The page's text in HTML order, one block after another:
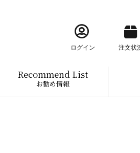
ログイン 注文状
Recommend List
お勧め情報